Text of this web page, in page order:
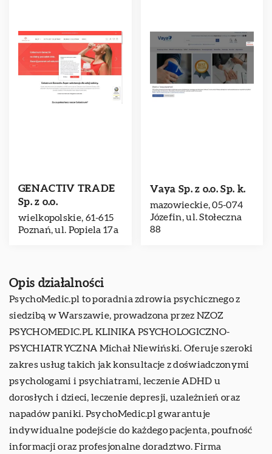
GENACTIV TRADE
Sp. z o.o.
wielkopolskie, 61-615
Poznań, ul. Popiela 17a
Vaya Sp. z o.o. Sp. k.
mazowieckie, 05-074
Józefin, ul. Stołeczna
88
Opis działalności
PsychoMedic.pl to poradnia zdrowia psychicznego z
siedzibą w Warszawie, prowadzona przez NZOZ
PSYCHOMEDIC.PL KLINIKA PSYCHOLOGICZNO-
PSYCHIATRYCZNA Michał Niewiński. Oferuje szeroki
zakres usług takich jak konsultacje z doświadczonymi
psychologami i psychiatrami, leczenie ADHD u
dorosłych i dzieci, leczenie depresji, uzależnień oraz
napadów paniki. PsychoMedic.pl gwarantuje
indywidualne podejście do każdego pacjenta, poufność
informacji oraz profesjonalne doradztwo. Firma